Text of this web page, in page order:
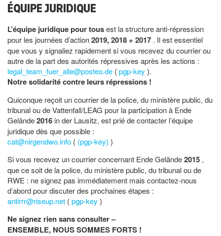
ÉQUIPE JURIDIQUE
L’équipe juridique pour tousest la structure anti-répression
pour les journées d’action2019, 2018 + 2017 . Il est essentiel
que vous y signaliez rapidement si vous recevez du courrier ou
autre de la part des autorités répressives après les actions :
legal_team_fuer_alle@posteo.de (pgp-key ).
Notre solidarité contre leurs répressions !
Quiconque reçoit un courrier de la police, du ministère public, du
tribunal ou de Vattenfall/LEAG pour la participation à Ende
Gelände2016 in der Lausitz, est prié de contacter l’équipe
juridique dès que possible :
cat@nirgendwo.info ( (pgp-key) )
Si vous recevez un courrier concernant Ende Gelände2015 ,
que ce soit de la police, du ministère public, du tribunal ou de
RWE : ne signez pas immédiatement mais contactez-nous
d’abord pour discuter des prochaines étapes :
antirrr@riseup.net (pgp-key )
Ne signez rien sans consulter –
ENSEMBLE, NOUS SOMMES FORTS !